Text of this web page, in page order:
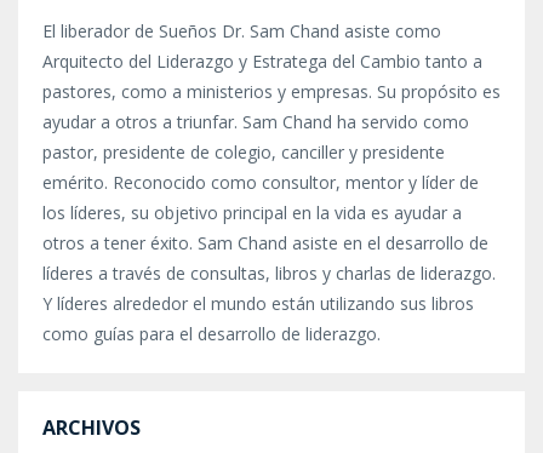
El liberador de Sueños Dr. Sam Chand asiste como
Arquitecto del Liderazgo y Estratega del Cambio tanto a
pastores, como a ministerios y empresas. Su propósito es
ayudar a otros a triunfar. Sam Chand ha servido como
pastor, presidente de colegio, canciller y presidente
emérito. Reconocido como consultor, mentor y líder de
los líderes, su objetivo principal en la vida es ayudar a
otros a tener éxito. Sam Chand asiste en el desarrollo de
líderes a través de consultas, libros y charlas de liderazgo.
Y líderes alrededor el mundo están utilizando sus libros
como guías para el desarrollo de liderazgo.
ARCHIVOS